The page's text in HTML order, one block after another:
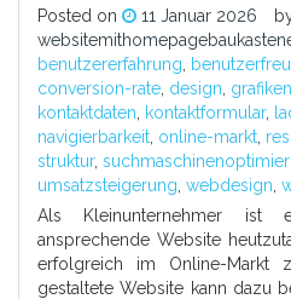
Posted on 11 Januar 2026
benutzererfahrung
conversion-rate design grafiken
kontaktdaten
kontaktformular,
navigierbarkeit online-markt
struktur,
umsatzsteigerung webdesign
Als Kleinunternehmer ist
ansprechende Website
erfolgreich im Online-Markt
gestaltete Website kann dazu